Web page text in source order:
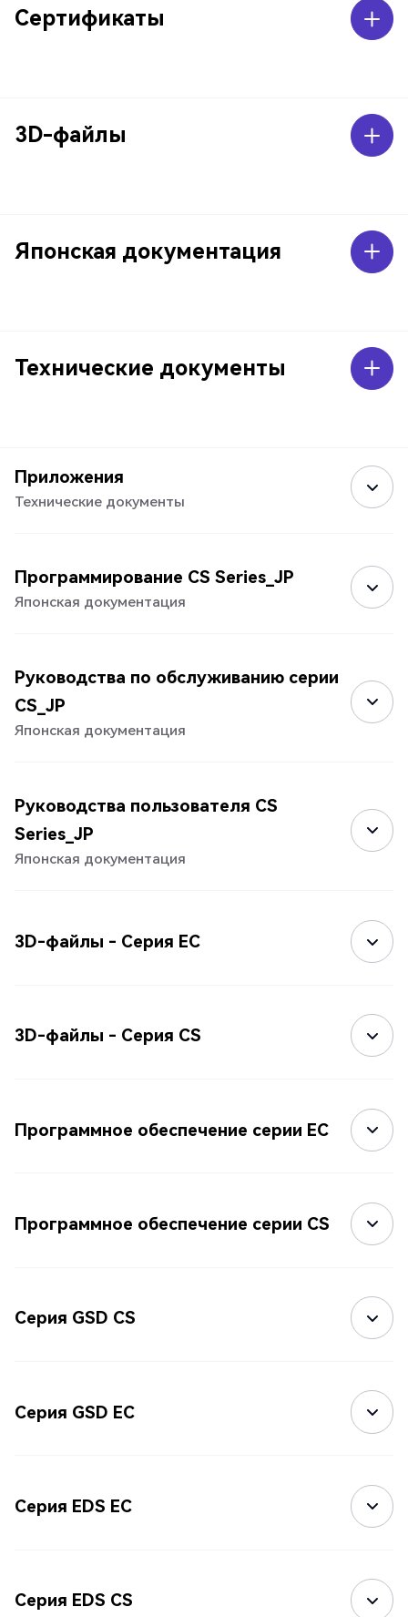
Сертификаты
3D-файлы
Японская документация
Технические документы
Приложения
Технические документы
Программирование CS Series_JP
Японская документация
Руководства по обслуживанию серии
CS_JP
Японская документация
Руководства пользователя CS
Series_JP
Японская документация
3D-файлы - Серия EC
3D-файлы - Серия CS
Программное обеспечение серии EC
Программное обеспечение серии CS
Серия GSD CS
Серия GSD EC
Серия EDS EC
Серия EDS CS